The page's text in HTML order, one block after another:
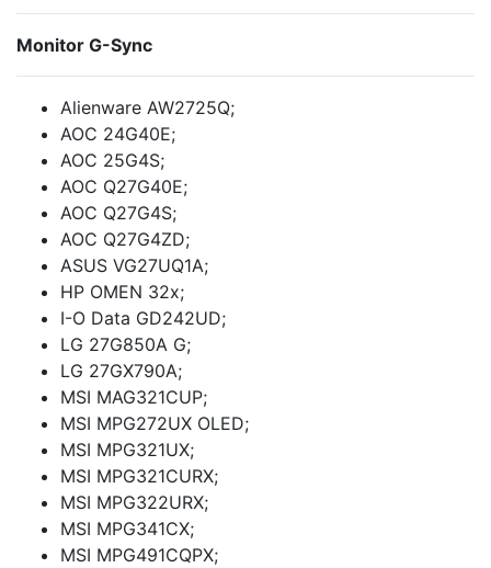
Monitor G-Sync
Alienware AW2725Q;
AOC 24G40E;
AOC 25G4S;
AOC Q27G40E;
AOC Q27G4S;
AOC Q27G4ZD;
ASUS VG27UQ1A;
HP OMEN 32x;
I-O Data GD242UD;
LG 27G850A G;
LG 27GX790A;
MSI MAG321CUP;
MSI MPG272UX OLED;
MSI MPG321UX;
MSI MPG321CURX;
MSI MPG322URX;
MSI MPG341CX;
MSI MPG491CQPX;